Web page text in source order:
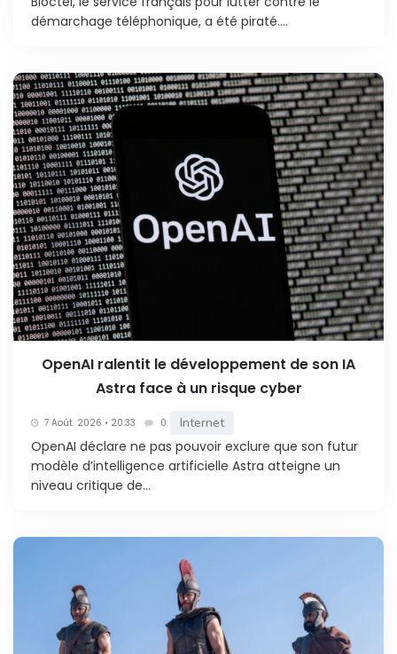
démarchage téléphonique, a été piraté....
OpenAI ralentit le développement de son IA
Astra face à un risque cyber
7 Août. 2026 • 20:33 0 Internet
OpenAI déclare ne pas pouvoir exclure que son futur
modèle d’intelligence artificielle Astra atteigne un
niveau critique de...